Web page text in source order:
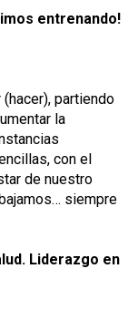
entrenando!
partiendo
la
con el
de nuestro
siempre
Liderazgo en